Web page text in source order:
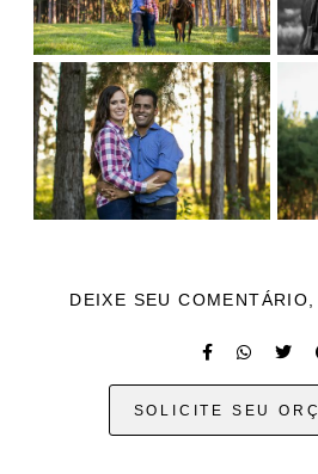
DEIXE SEU
SOLICITE SEU